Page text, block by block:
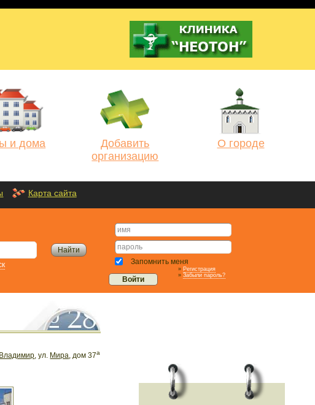
и дома
Добавить
организацию
О городе
Карта сайта
Запомнить меня
» Регистрация
» Забыли пароль?
Владимир, ул. Мира, дом 37а